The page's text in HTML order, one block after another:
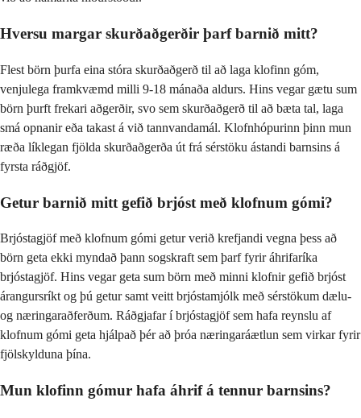
Hversu margar skurðaðgerðir þarf barnið mitt?
Flest börn þurfa eina stóra skurðaðgerð til að laga klofinn góm,
venjulega framkvæmd milli 9-18 mánaða aldurs. Hins vegar gætu sum
börn þurft frekari aðgerðir, svo sem skurðaðgerð til að bæta tal, laga
smá opnanir eða takast á við tannvandamál. Klofnhópurinn þinn mun
ræða líklegan fjölda skurðaðgerða út frá sérstöku ástandi barnsins á
fyrsta ráðgjöf.
Getur barnið mitt gefið brjóst með klofnum gómi?
Brjóstagjöf með klofnum gómi getur verið krefjandi vegna þess að
börn geta ekki myndað þann sogskraft sem þarf fyrir áhrifaríka
brjóstagjöf. Hins vegar geta sum börn með minni klofnir gefið brjóst
árangursríkt og þú getur samt veitt brjóstamjólk með sérstökum dælu-
og næringaraðferðum. Ráðgjafar í brjóstagjöf sem hafa reynslu af
klofnum gómi geta hjálpað þér að þróa næringaráætlun sem virkar fyrir
fjölskylduna þína.
Mun klofinn gómur hafa áhrif á tennur barnsins?